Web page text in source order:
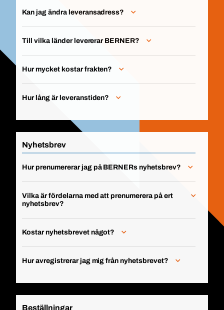
Kan jag ändra leveransadress?
Till vilka länder levererar BERNER?
Hur mycket kostar frakten?
Hur lång är leveranstiden?
Nyhetsbrev
Hur prenumererar jag på BERNERs nyhetsbrev?
Vilka är fördelarna med att prenumerera på ert
nyhetsbrev?
Kostar nyhetsbrevet något?
Hur avregistrerar jag mig från nyhetsbrevet?
Beställningar